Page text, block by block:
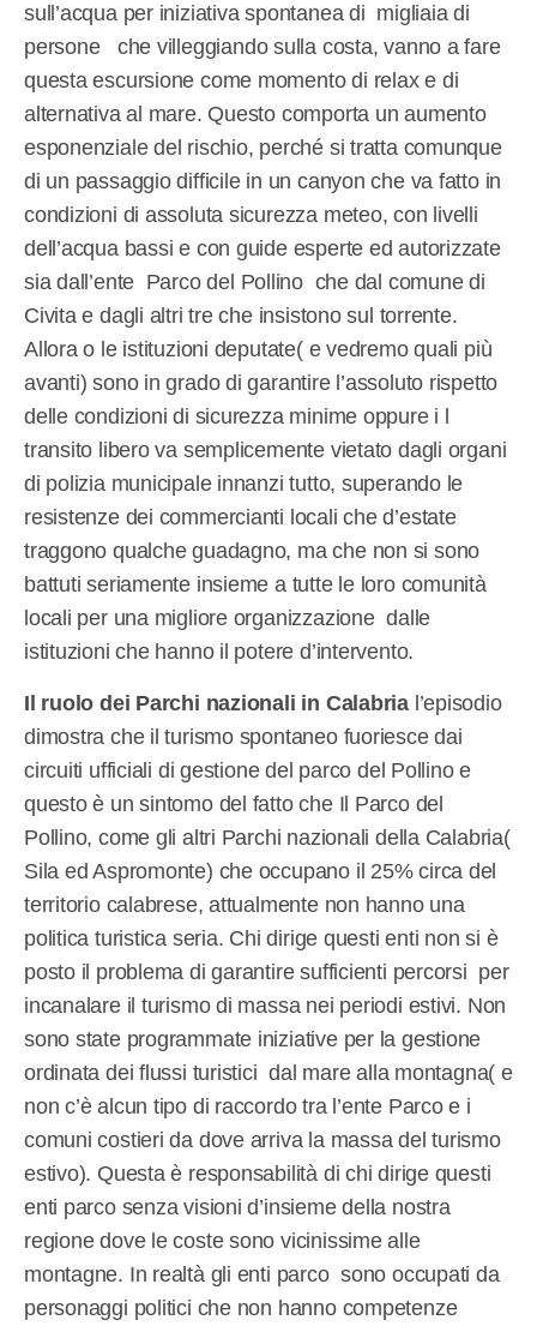
sull’acqua per iniziativa spontanea di migliaia di
persone
che villeggiando sulla costa, vanno a fare
questa escursione come momento di relax e di
alternativa al mare. Questo comporta un aumento
esponenziale del rischio, perché si tratta comunque
di un passaggio difficile in un canyon che va fatto in
condizioni di assoluta sicurezza meteo, con livelli
dell’acqua bassi e con guide esperte ed autorizzate
sia dall’ente Parco del Pollino che dal comune di
Civita e dagli altri tre che insistono sul torrente.
Allora o le istituzioni deputate( e vedremo quali più
avanti) sono in grado di garantire l’assoluto rispetto
delle condizioni di sicurezza minime oppure i l
transito libero va semplicemente vietato dagli organi
di polizia municipale innanzi tutto, superando le
resistenze dei commercianti locali che d’estate
traggono qualche guadagno, ma che non si sono
battuti seriamente insieme a tutte le loro comunità
locali per una migliore organizzazione dalle
istituzioni che hanno il potere d’intervento.
Il ruolo dei Parchi nazionali in Calabria l’episodio
dimostra che il turismo spontaneo fuoriesce dai
circuiti ufficiali di gestione del parco del Pollino e
questo è un sintomo del fatto che Il Parco del
Pollino, come gli altri Parchi nazionali della Calabria(
Sila ed Aspromonte) che occupano il 25% circa del
territorio calabrese, attualmente non hanno una
politica turistica seria. Chi dirige questi enti non si è
posto il problema di garantire sufficienti percorsi per
incanalare il turismo di massa nei periodi estivi. Non
sono state programmate iniziative per la gestione
ordinata dei flussi turistici dal mare alla montagna( e
non c’è alcun tipo di raccordo tra l’ente Parco e i
comuni costieri da dove arriva la massa del turismo
estivo). Questa è responsabilità di chi dirige questi
enti parco senza visioni d’insieme della nostra
regione dove le coste sono vicinissime alle
montagne. In realtà gli enti parco sono occupati da
personaggi politici che non hanno competenze